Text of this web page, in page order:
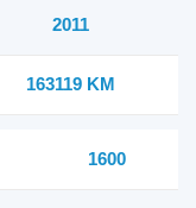
2011
163119 KM
1600